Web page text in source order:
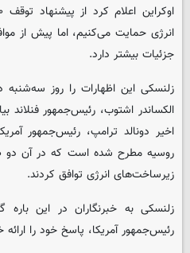
انرژی حمایت می‌کنیم، اما پیش از
جزئیات بیشتر دارد.
زلنسکی این اظهارات را روز
الکساندر اشتوب، رئیس‌جمهور
اخیر دونالد ترامپ، رئیس‌جمهور
زیرساخت‌های انرژی توافق کردند.
زلنسکی به خبرنگاران در این
رئیس‌جمهور آمریکا، پاسخ خود را ارائه